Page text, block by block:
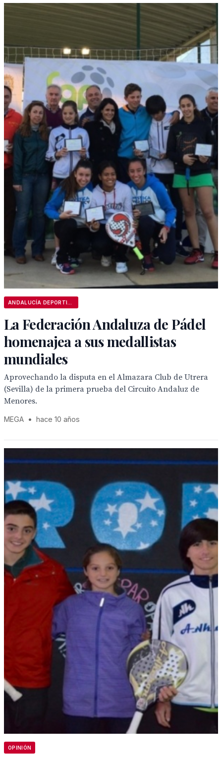
La Federación Andaluza de Pádel
homenajea a sus medallistas
mundiales
Aprovechando la disputa en el Almazara Club de Utrera
(Sevilla) de la primera prueba del Circuito Andaluz de
Menores.
MEGA • hace 10 años
OPINIÓN